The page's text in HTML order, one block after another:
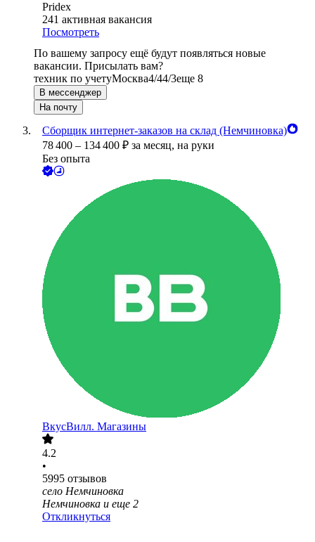
Pridex
241 активная вакансия
Посмотреть
По вашему запросу ещё будут появляться новые
вакансии. Присылать вам?
техник по учетуМосква4/44/3еще 8
В мессенджер
На почту
Сборщик интернет-заказов на склад (Немчиновка)
78 400 – 134 400 ₽ за месяц, на руки
Без опыта
ВкусВилл. Магазины
4.2
•
5995 отзывов
село Немчиновка
Немчиновка и еще 2
Откликнуться